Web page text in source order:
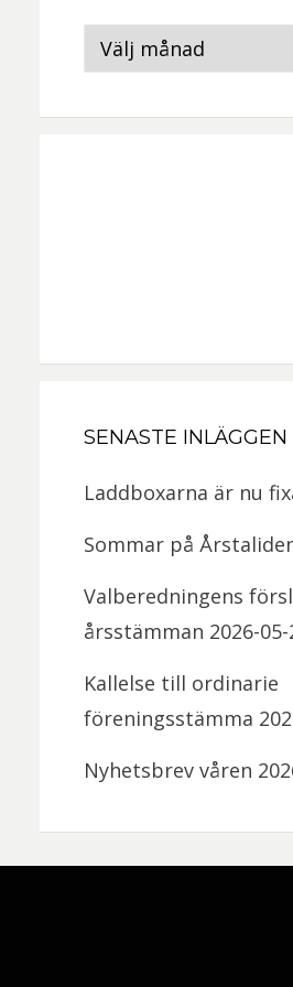
Arkiv
SENASTE INLÄGGEN
Laddboxarna är nu
Sommar på
Valberedningens
årsstämman 2026-05-
Kallelse till ordinarie
föreningsstämma
Nyhetsbrev våren